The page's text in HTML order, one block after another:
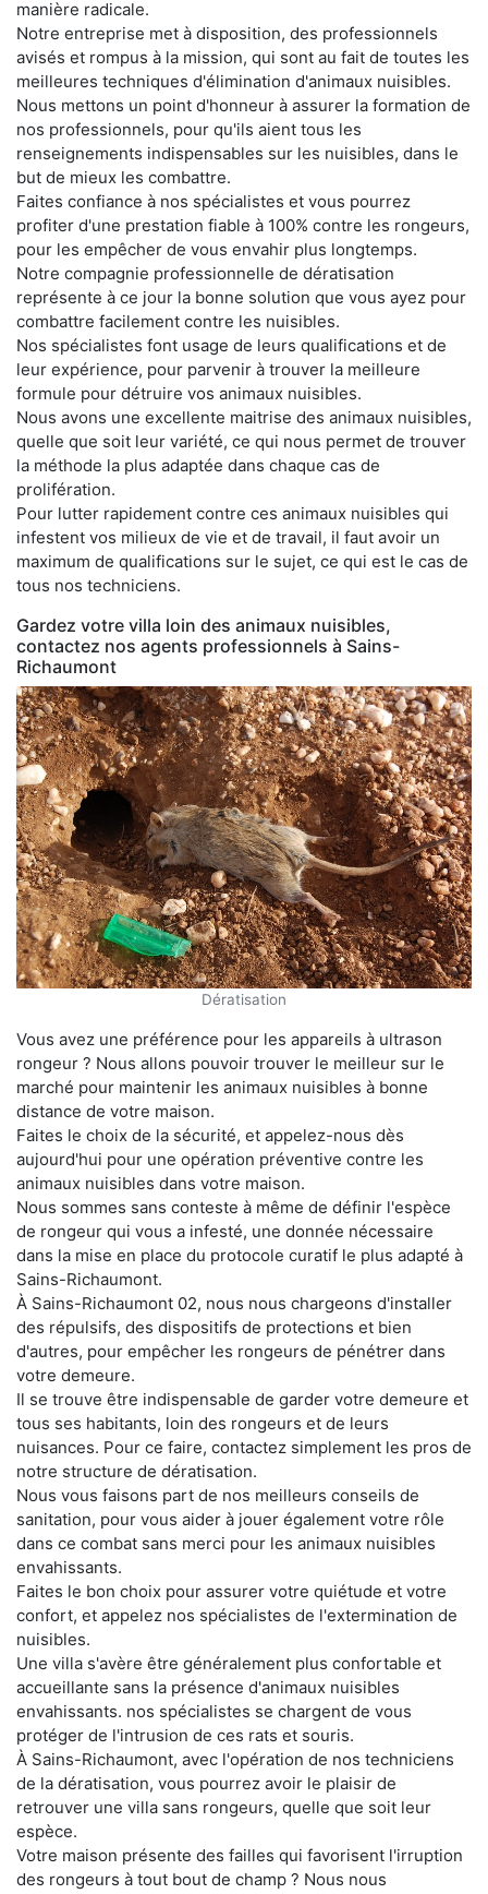
manière radicale.
Notre entreprise met à disposition, des professionnels
avisés et rompus à la mission, qui sont au fait de toutes les
meilleures techniques d'élimination d'animaux nuisibles.
Nous mettons un point d'honneur à assurer la formation de
nos professionnels, pour qu'ils aient tous les
renseignements indispensables sur les nuisibles, dans le
but de mieux les combattre.
Faites confiance à nos spécialistes et vous pourrez
profiter d'une prestation fiable à 100% contre les rongeurs,
pour les empêcher de vous envahir plus longtemps.
Notre compagnie professionnelle de dératisation
représente à ce jour la bonne solution que vous ayez pour
combattre facilement contre les nuisibles.
Nos spécialistes font usage de leurs qualifications et de
leur expérience, pour parvenir à trouver la meilleure
formule pour détruire vos animaux nuisibles.
Nous avons une excellente maitrise des animaux nuisibles,
quelle que soit leur variété, ce qui nous permet de trouver
la méthode la plus adaptée dans chaque cas de
prolifération.
Pour lutter rapidement contre ces animaux nuisibles qui
infestent vos milieux de vie et de travail, il faut avoir un
maximum de qualifications sur le sujet, ce qui est le cas de
tous nos techniciens.
Gardez votre villa loin des animaux nuisibles,
contactez nos agents professionnels à Sains-
Richaumont
Dératisation
Vous avez une préférence pour les appareils à ultrason
rongeur ? Nous allons pouvoir trouver le meilleur sur le
marché pour maintenir les animaux nuisibles à bonne
distance de votre maison.
Faites le choix de la sécurité, et appelez-nous dès
aujourd'hui pour une opération préventive contre les
animaux nuisibles dans votre maison.
Nous sommes sans conteste à même de définir l'espèce
de rongeur qui vous a infesté, une donnée nécessaire
dans la mise en place du protocole curatif le plus adapté à
Sains-Richaumont.
À Sains-Richaumont 02, nous nous chargeons d'installer
des répulsifs, des dispositifs de protections et bien
d'autres, pour empêcher les rongeurs de pénétrer dans
votre demeure.
Il se trouve être indispensable de garder votre demeure et
tous ses habitants, loin des rongeurs et de leurs
nuisances. Pour ce faire, contactez simplement les pros de
notre structure de dératisation.
Nous vous faisons part de nos meilleurs conseils de
sanitation, pour vous aider à jouer également votre rôle
dans ce combat sans merci pour les animaux nuisibles
envahissants.
Faites le bon choix pour assurer votre quiétude et votre
confort, et appelez nos spécialistes de l'extermination de
nuisibles.
Une villa s'avère être généralement plus confortable et
accueillante sans la présence d'animaux nuisibles
envahissants. nos spécialistes se chargent de vous
protéger de l'intrusion de ces rats et souris.
À Sains-Richaumont, avec l'opération de nos techniciens
de la dératisation, vous pourrez avoir le plaisir de
retrouver une villa sans rongeurs, quelle que soit leur
espèce.
Votre maison présente des failles qui favorisent l'irruption
des rongeurs à tout bout de champ ? Nous nous